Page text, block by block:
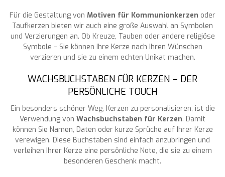
Für die Gestaltung von Motiven für Kommunionkerzen oder
Taufkerzen bieten wir auch eine große Auswahl an Symbolen
und Verzierungen an. Ob Kreuze, Tauben oder andere religiöse
Symbole – Sie können Ihre Kerze nach Ihren Wünschen
verzieren und sie zu einem echten Unikat machen.
WACHSBUCHSTABEN FÜR KERZEN – DER
PERSÖNLICHE TOUCH
Ein besonders schöner Weg, Kerzen zu personalisieren, ist die
Verwendung von Wachsbuchstaben für Kerzen. Damit
können Sie Namen, Daten oder kurze Sprüche auf Ihrer Kerze
verewigen. Diese Buchstaben sind einfach anzubringen und
verleihen Ihrer Kerze eine persönliche Note, die sie zu einem
besonderen Geschenk macht.